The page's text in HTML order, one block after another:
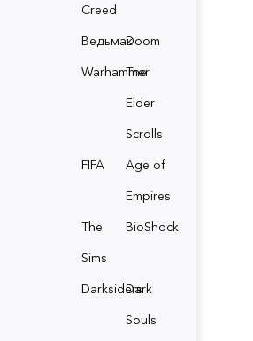
Creed
ВедьмакDoom
Warhammer
The
Elder
Scrolls
FIFA
Age of
Empires
The
Sims
BioShock
Darksiders
Dark
Souls